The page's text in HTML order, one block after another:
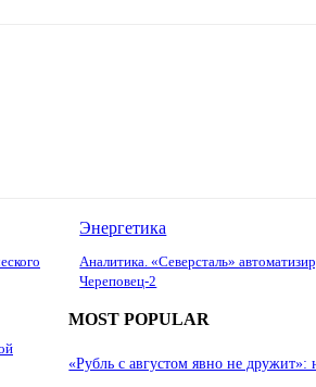
Энергетика
Аналитика. «Северсталь»
Череповец-2
MOST POPULAR
«Рубль с августом явно не дружит»: